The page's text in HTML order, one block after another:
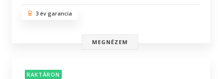
3 év garancia
MEGNÉZEM
RAKTÁRON